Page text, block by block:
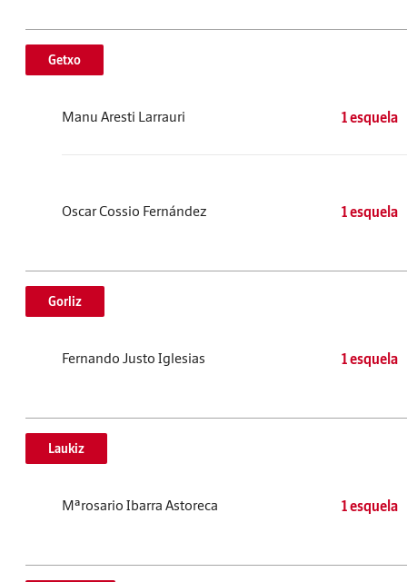
Getxo
Manu Aresti Larrauri 1 esquela
Oscar Cossio Fernández 1 esquela
Gorliz
Fernando Justo Iglesias 1 esquela
Laukiz
Mªrosario Ibarra Astoreca 1 esquela